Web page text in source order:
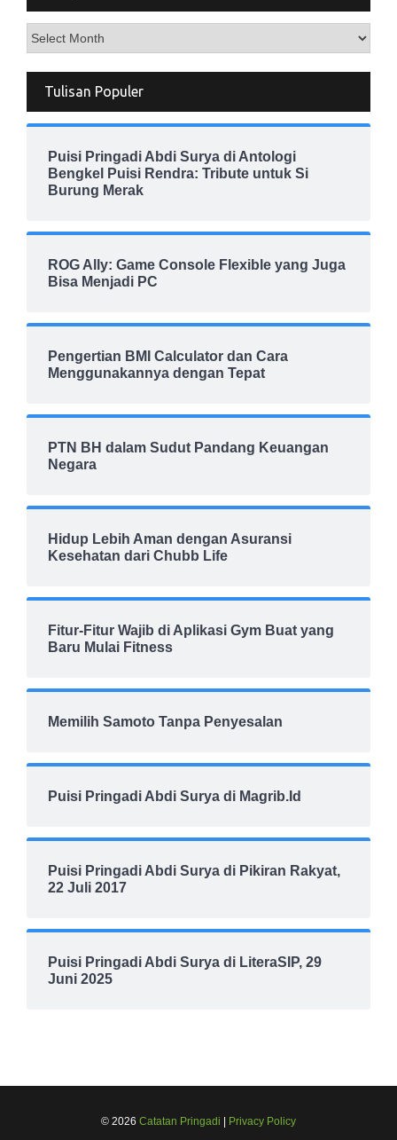
Arsip
Tulisan Populer
Puisi Pringadi Abdi Surya di Antologi
Bengkel Puisi Rendra: Tribute untuk Si
Burung Merak
ROG Ally: Game Console Flexible yang Juga
Bisa Menjadi PC
Pengertian BMI Calculator dan Cara
Menggunakannya dengan Tepat
PTN BH dalam Sudut Pandang Keuangan
Negara
Hidup Lebih Aman dengan Asuransi
Kesehatan dari Chubb Life
Fitur-Fitur Wajib di Aplikasi Gym Buat yang
Baru Mulai Fitness
Memilih Samoto Tanpa Penyesalan
Puisi Pringadi Abdi Surya di Magrib.Id
Puisi Pringadi Abdi Surya di Pikiran Rakyat,
22 Juli 2017
Puisi Pringadi Abdi Surya di LiteraSIP, 29
Juni 2025
© 2026 Catatan Pringadi Privacy Policy